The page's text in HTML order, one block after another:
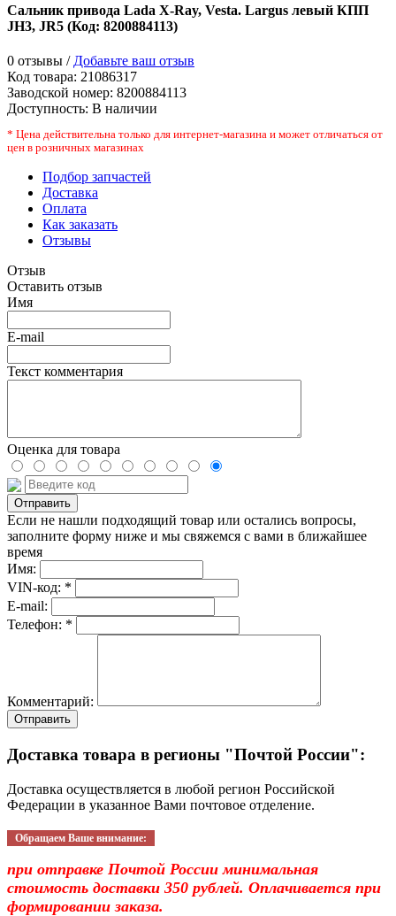
Сальник привода Lada X-Ray, Vesta. Largus левый КПП
JH3, JR5 (Код: 8200884113)
0 отзывы / Добавьте ваш отзыв
Код товара: 21086317
Заводской номер: 8200884113
Доступность: В наличии
* Цена действительна только для интернет-магазина и может отличаться от
цен в розничных магазинах
Подбор запчастей
Доставка
Оплата
Как заказать
Отзывы
Отзыв
Оставить отзыв
Имя
E-mail
Текст комментария
Оценка для товара
Если не нашли подходящий товар или остались вопросы,
заполните форму ниже и мы свяжемся с вами в ближайшее
время
Имя:
VIN-код: *
E-mail:
Телефон: *
Комментарий:
Отправить
Доставка товара в регионы "Почтой России":
Доставка осуществляется в любой регион Российской
Федерации в указанное Вами почтовое отделение.
Обращаем Ваше внимание:
при отправке Почтой России минимальная
стоимость доставки 350 рублей. Оплачивается при
формировании заказа.